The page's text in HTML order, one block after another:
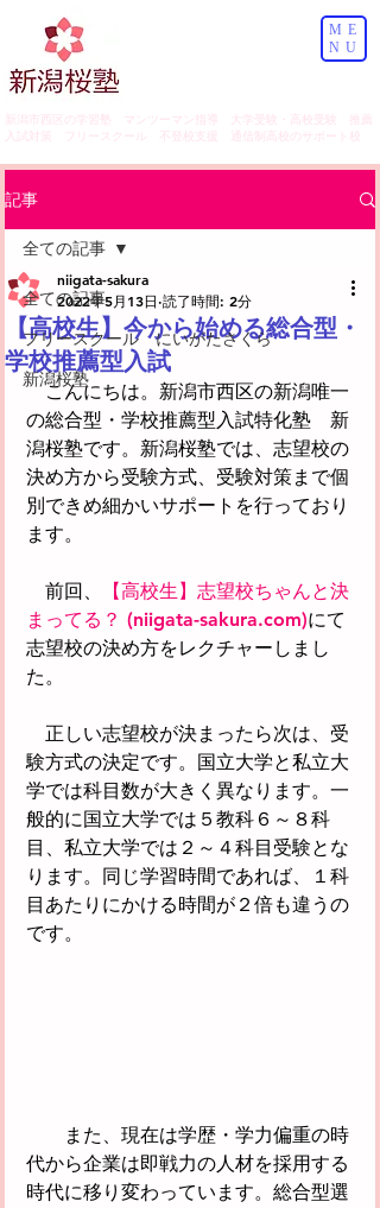
​新潟市西区の学習塾 マンツーマン指導 大学受験・高校受験 推薦
入試対策 フリースクール 不登校支援 通信制高校のサポート校
ME
NU
記事
全ての記事
フリースクール にいがたさくら
新潟桜塾
全ての記事
【高校生】今から始める総合型・
学校推薦型入試
niigata-sakura
2022年5月13日 読了時間: 2分
こんにちは。新潟市西区の新潟唯一
の総合型・学校推薦型入試特化塾　新
潟桜塾です。新潟桜塾では、志望校の
決め方から受験方式、受験対策まで個
別できめ細かいサポートを行っており
ます。
前回、
【高校生】志望校ちゃんと決
まってる？ (niigata-sakura.com)にて
志望校の決め方をレクチャーしまし
た。
正しい志望校が決まったら次は、受
験方式の決定です。国立大学と私立大
学では科目数が大きく異なります。一
般的に国立大学では５教科６～８科
目、私立大学では２～４科目受験とな
ります。同じ学習時間であれば、１科
目あたりにかける時間が２倍も違うの
です。
また、現在は学歴・学力偏重の時
代から企業は即戦力の人材を採用する
時代に移り変わっています。総合型選